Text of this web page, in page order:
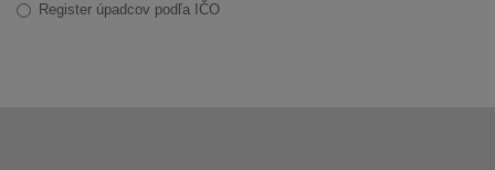
Register úpadcov podľa IČO